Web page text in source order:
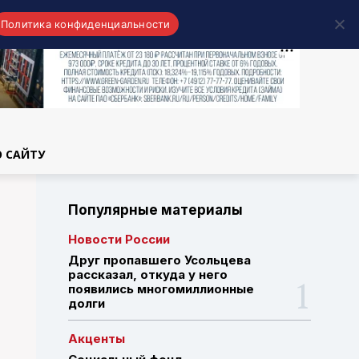
САЙТУ
Популярные материалы
Новости России
Друг пропавшего Усольцева
рассказал, откуда у него
появились многомиллионные
долги
Акценты
Политика конфиденциальности